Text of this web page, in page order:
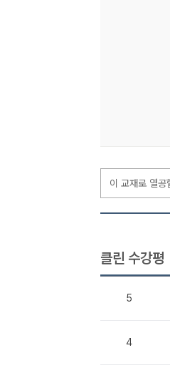
이 교재로 열
클린 수강평
5
4